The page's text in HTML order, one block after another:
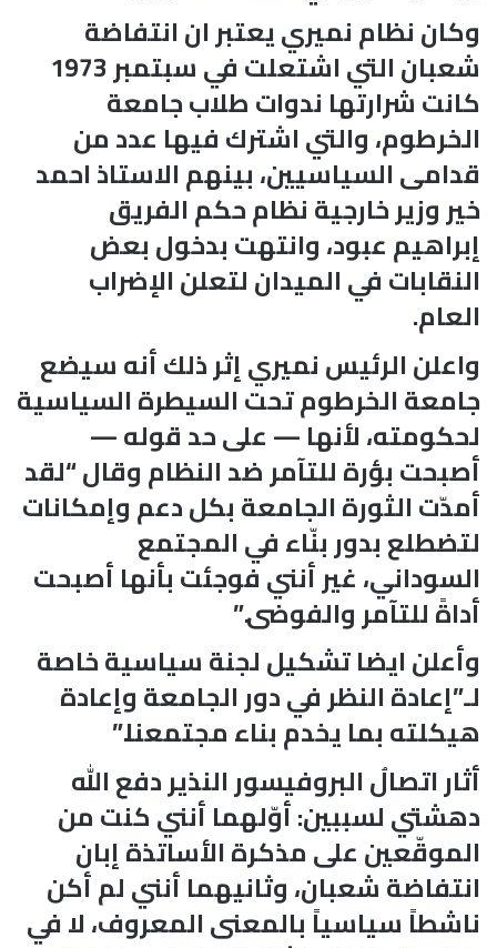
وكان نظام نميري يعتبر ان انتفاضة
شعبان التي اشتعلت في سبتمبر 1973
كانت شرارتها ندوات طلاب جامعة
الخرطوم، والتي اشترك فيها عدد من
قدامى السياسيين، بينهم الاستاذ احمد
خير وزير خارجية نظام حكم الفريق
إبراهيم عبود، وانتهت بدخول بعض
النقابات في الميدان لتعلن الإضراب
العام.
واعلن الرئيس نميري إثر ذلك أنه سيضع
جامعة الخرطوم تحت السيطرة السياسية
لحكومته، لأنها — على حد قوله —
أصبحت بؤرة للتآمر ضد النظام وقال “لقد
أمدّت الثورة الجامعة بكل دعم وإمكانات
لتضطلع بدور بنّاء في المجتمع
السوداني، غير أنني فوجئت بأنها أصبحت
أداةً للتآمر والفوضى.”
وأعلن ايضا تشكيل لجنة سياسية خاصة
لـ”إعادة النظر في دور الجامعة وإعادة
هيكلته بما يخدم بناء مجتمعنا.”
أثار اتصالُ البروفيسور النذير دفع الله
دهشتي لسببين: أوّلهما أنني كنت من
الموقّعين على مذكرة الأساتذة إبان
انتفاضة شعبان، وثانيهما أنني لم أكن
ناشطاً سياسياً بالمعنى المعروف، لا في